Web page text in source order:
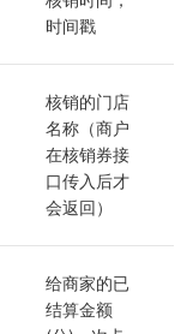
时间戳
核销的门店
名称（商户
在核销券接
口传入后才
会返回）
给商家的已
结算金额